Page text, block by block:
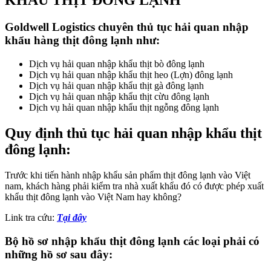
Goldwell Logistics chuyên thủ tục hải quan nhập
khẩu hàng thịt đông lạnh như:
Dịch vụ hải quan nhập khẩu thịt bò đông lạnh
Dịch vụ hải quan nhập khẩu thịt heo (Lợn) đông lạnh
Dịch vụ hải quan nhập khẩu thịt gà đông lạnh
Dịch vụ hải quan nhập khẩu thịt cừu đông lạnh
Dịch vụ hải quan nhập khẩu thịt ngỗng đông lạnh
Quy định thủ tục hải quan nhập khẩu thịt
đông lạnh:
Trước khi tiến hành nhập khẩu sản phẩm thịt đông lạnh vào Việt
nam, khách hàng phải kiểm tra nhà xuất khẩu đó có được phép xuất
khẩu thịt đông lạnh vào Việt Nam hay không?
Link tra cứu: Tại đây
Bộ hồ sơ nhập khẩu thịt đông lạnh các loại phải có
những hồ sơ sau đây: